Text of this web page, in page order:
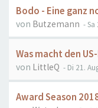
Bodo - Eine ganz
von Butzemann - Sa
Was macht den
von LittleQ - Di 21.
Award Season